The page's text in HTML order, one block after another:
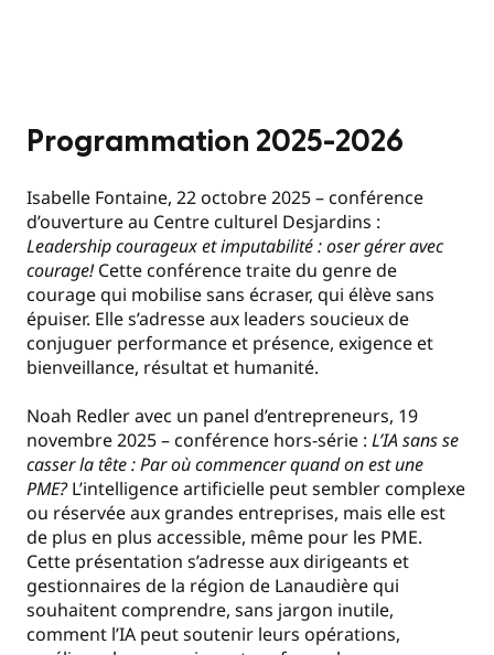
Programmation 2025-2026
Isabelle Fontaine, 22 octobre 2025 – conférence
d’ouverture au Centre culturel Desjardins :
Leadership courageux et imputabilité : oser gérer avec
courage!Cette conférence traite du genre de
courage qui mobilise sans écraser, qui élève sans
épuiser. Elle s’adresse aux leaders soucieux de
conjuguer performance et présence, exigence et
bienveillance, résultat et humanité.
Noah Redler avec un panel d’entrepreneurs, 19
novembre 2025 – conférence hors-série : L’IA sans se
casser la tête : Par où commencer quand on est une
PME?L’intelligence artificielle peut sembler complexe
ou réservée aux grandes entreprises, mais elle est
de plus en plus accessible, même pour les PME.
Cette présentation s’adresse aux dirigeants et
gestionnaires de la région de Lanaudière qui
souhaitent comprendre, sans jargon inutile,
comment l’IA peut soutenir leurs opérations,